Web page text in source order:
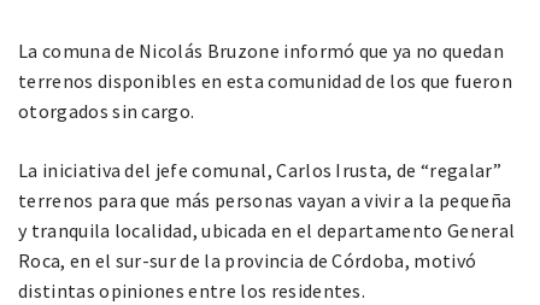
La comuna de Nicolás Bruzone informó que ya no quedan
terrenos disponibles en esta comunidad de los que fueron
otorgados sin cargo.
La iniciativa del jefe comunal, Carlos Irusta, de “regalar”
terrenos para que más personas vayan a vivir a la pequeña
y tranquila localidad, ubicada en el departamento General
Roca, en el sur-sur de la provincia de Córdoba, motivó
distintas opiniones entre los residentes.